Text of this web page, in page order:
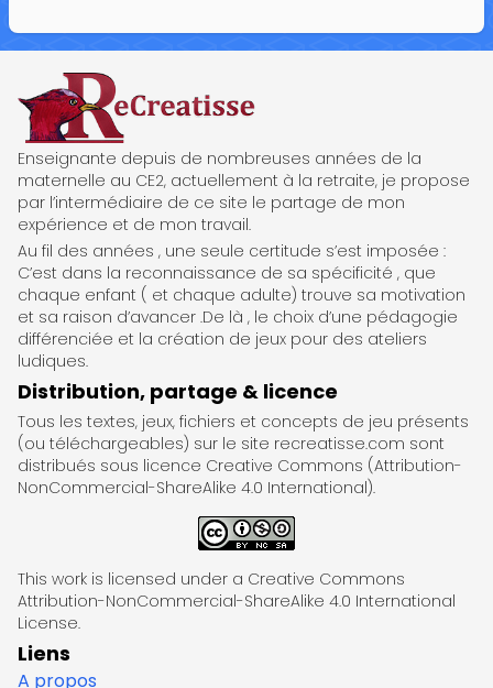
ReCreatisse
Enseignante depuis de nombreuses années de la
maternelle au CE2, actuellement à la retraite, je propose
par l’intermédiaire de ce site le partage de mon
expérience et de mon travail.
Au fil des années , une seule certitude s’est imposée :
C’est dans la reconnaissance de sa spécificité , que
chaque enfant ( et chaque adulte) trouve sa motivation
et sa raison d’avancer .De là , le choix d’une pédagogie
différenciée et la création de jeux pour des ateliers
ludiques.
Distribution, partage & licence
Tous les textes, jeux, fichiers et concepts de jeu présents
(ou téléchargeables) sur le site recreatisse.com sont
distribués sous licence Creative Commons (Attribution-
NonCommercial-ShareAlike 4.0 International).
This work is licensed under a Creative Commons
Attribution-NonCommercial-ShareAlike 4.0 International
License.
Liens
A propos